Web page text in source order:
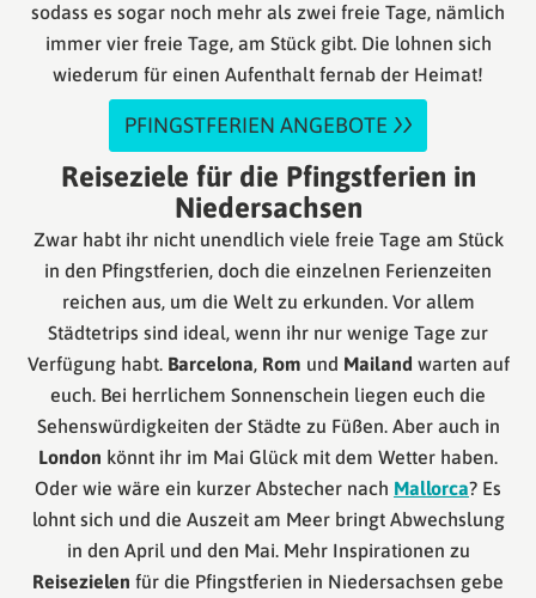
sodass es sogar noch mehr als zwei freie Tage, nämlich
immer vier freie Tage, am Stück gibt. Die lohnen sich
wiederum für einen Aufenthalt fernab der Heimat!
PFINGSTFERIEN ANGEBOTE
Reiseziele für die Pfingstferien in
Niedersachsen
Zwar habt ihr nicht unendlich viele freie Tage am Stück
in den Pfingstferien, doch die einzelnen Ferienzeiten
reichen aus, um die Welt zu erkunden. Vor allem
Städtetrips sind ideal, wenn ihr nur wenige Tage zur
Verfügung habt. Barcelona, Rom und Mailand warten auf
euch. Bei herrlichem Sonnenschein liegen euch die
Sehenswürdigkeiten der Städte zu Füßen. Aber auch in
London könnt ihr im Mai Glück mit dem Wetter haben.
Oder wie wäre ein kurzer Abstecher nach Mallorca? Es
lohnt sich und die Auszeit am Meer bringt Abwechslung
in den April und den Mai. Mehr Inspirationen zu
Reisezielen für die Pfingstferien in Niedersachsen gebe